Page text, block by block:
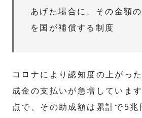
あげた場合に、その金額
を国が補償する制度
コロナにより認知度の上がっ
成金の支払いが急増していま
点で、その助成額は累計で5兆